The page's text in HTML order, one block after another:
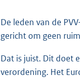
De leden van de
gericht om geen
Dat is juist. Dit doet
verordening. Het